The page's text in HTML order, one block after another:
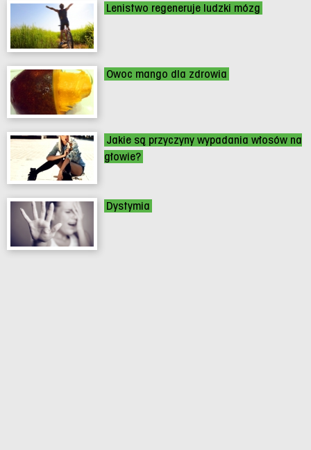
Lenistwo regeneruje ludzki mózg
Owoc mango dla zdrowia
Jakie są przyczyny wypadania włosów na
głowie?
Dystymia